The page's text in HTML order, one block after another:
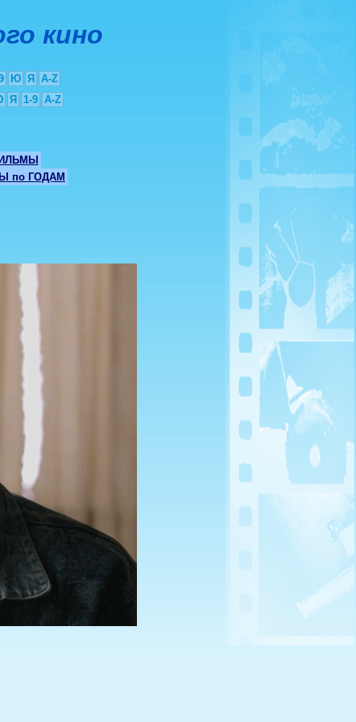
кино
Ю Я
A-Z
Я 1-9 A-Z
по ГОДАМ